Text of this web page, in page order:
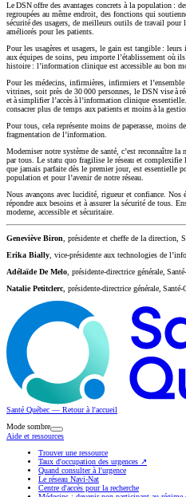
Le DSN offre des avantages concrets à la population :
regroupées au même endroit, des fonctions qui
sécurité des usagers, de meilleurs outils de travail
améliorés pour les patients.
Pour les usagères et usagers, le gain est tangible :
aux équipes de soins, peu importe l’établissement où
histoire : l’information clinique est accessible au bon
Pour les médecins, infirmières, infirmiers et
vitrines, soit près de 30 000 personnes, le DSN vise à
et à simplifier l’accès à l’information clinique
consacrer plus de temps aux patients et moins à la
Pour tous, cela représente moins de paperasse, moins
fragmentation de l’information.
Moderniser notre système de santé, c’est reconnaître la
par tous. Le statu quo fragilise le réseau et
que jamais parfaite dès le premier jour, est essentielle
population et pour l’avenir de notre réseau.
Nous avançons avec lucidité, rigueur et confiance. Nos
répondre aux besoins et à assurer la sécurité de tous.
moderne, accessible et sécuritaire.
Geneviève Biron , présidente et cheffe de la direction,
Erika Bially , vice-présidente aux technologies de
Adélaïde De Melo , présidente-directrice générale,
Natalie Petitclerc , présidente-directrice générale,
Santé Québec — Retour à l'accueil
Mode sombre
Aide et ressources
Trouver une ressource
Taux d'occupation des urgences ↗
Quand consulter à l'urgence
Le réseau Navi-Nat
Centre d'accès pour la recherche